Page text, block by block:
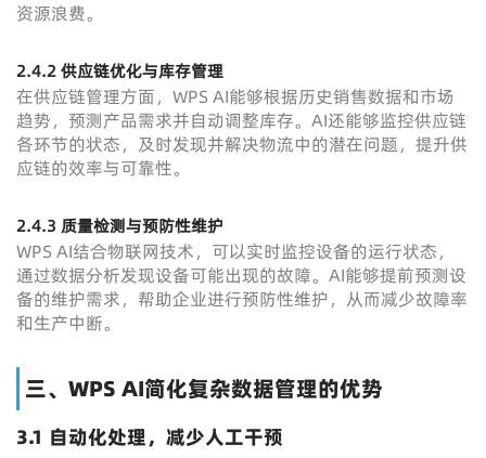
资源浪费。
2.4.2 供应链优化与库存管理
在供应链管理方面，WPS AI能够根据历史销售数据和市场
趋势，预测产品需求并自动调整库存。AI还能够监控供应链
各环节的状态，及时发现并解决物流中的潜在问题，提升供
应链的效率与可靠性。
2.4.3 质量检测与预防性维护
WPS AI结合物联网技术，可以实时监控设备的运行状态，
通过数据分析发现设备可能出现的故障。AI能够提前预测设
备的维护需求，帮助企业进行预防性维护，从而减少故障率
和生产中断。
三、WPS AI简化复杂数据管理的优势
3.1 自动化处理，减少人工干预